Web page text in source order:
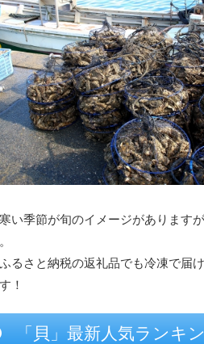
い季節が旬のイメージがあります
るさと納税の返礼品でも冷凍で届
！
「貝」最新人気ランキ